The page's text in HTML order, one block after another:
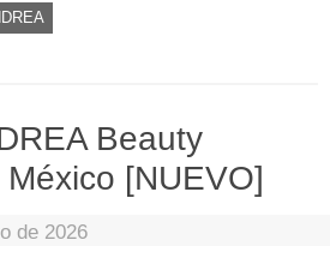
Beauty
[NUEVO]
de 2026